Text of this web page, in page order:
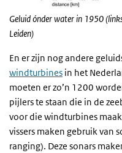
Geluid ónder water in 1950
Leiden)
En er zijn nog andere
windturbines in het
moeten er zo’n 1200
pijlers te staan die in de
voor die windturbines
vissers maken gebruik van
ranging). Deze sonars